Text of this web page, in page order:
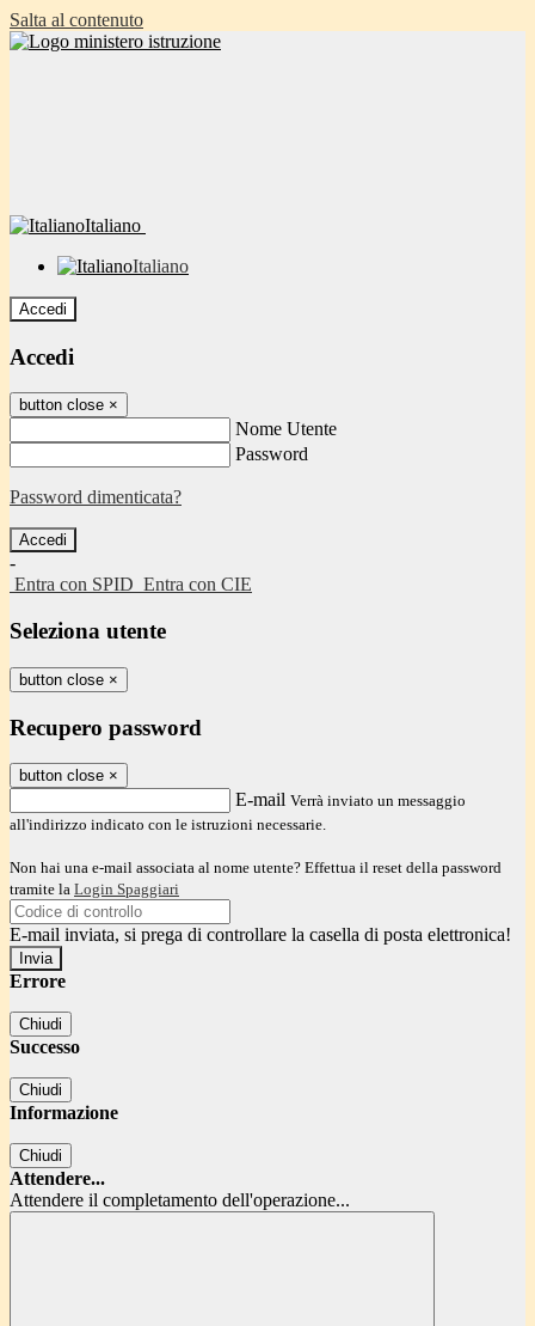
Salta al contenuto
Italiano
Italiano
Accedi
Accedi
button close ×
Nome Utente
Password
Password dimenticata?
-
Entra con SPID Entra con CIE
Seleziona utente
button close ×
Recupero password
button close ×
E-mail Verrà inviato un messaggio
all'indirizzo indicato con le istruzioni necessarie.
Non hai una e-mail associata al nome utente? Effettua il reset della password
tramite la Login Spaggiari
E-mail inviata, si prega di controllare la casella di posta elettronica!
Errore
Chiudi
Successo
Chiudi
Informazione
Chiudi
Attendere...
Attendere il completamento dell'operazione...